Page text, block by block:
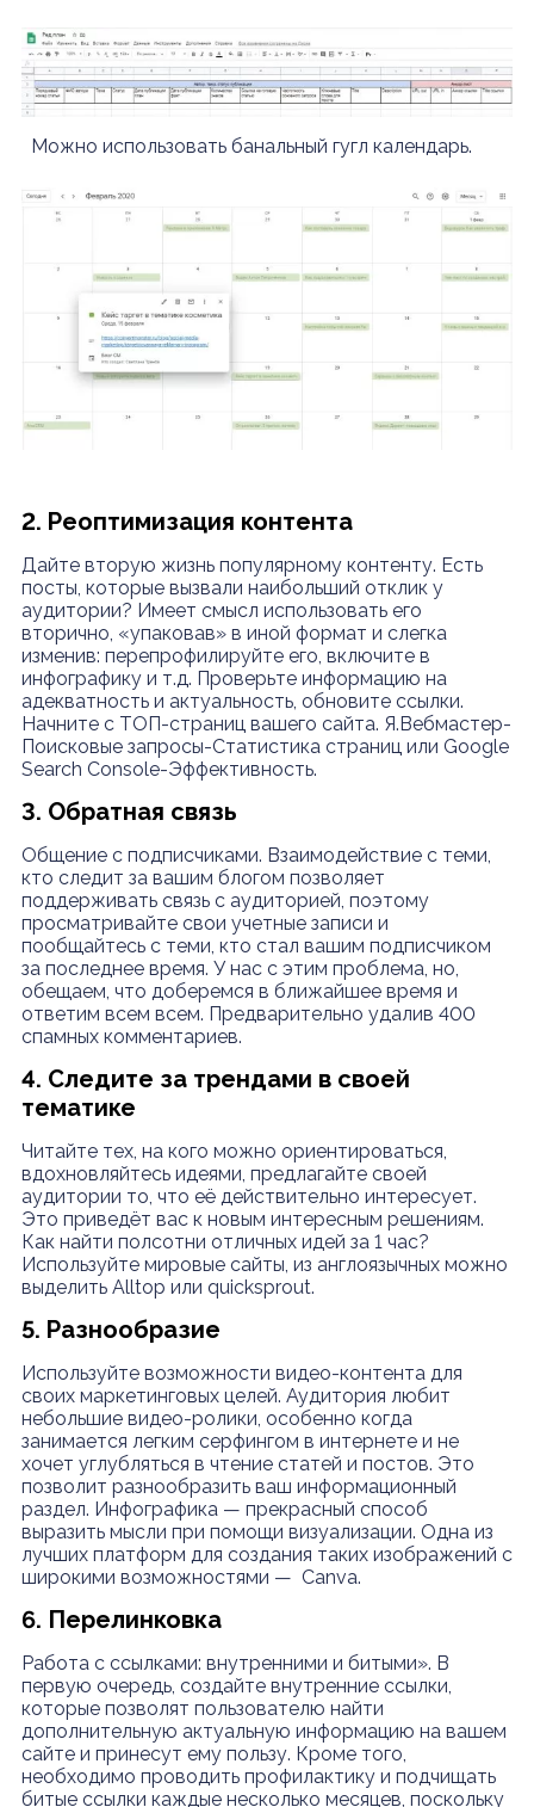
Можно использовать банальный гугл календарь.
2. Реоптимизация контента
Дайте вторую жизнь популярному контенту. Есть
посты, которые вызвали наибольший отклик у
аудитории? Имеет смысл использовать его
вторично, «упаковав» в иной формат и слегка
изменив: перепрофилируйте его, включите в
инфографику и т.д. Проверьте информацию на
адекватность и актуальность, обновите ссылки.
Начните с ТОП-страниц вашего сайта. Я.Вебмастер-
Поисковые запросы-Статистика страниц или Google
Search Console-Эффективность.
3. Обратная связь
Общение с подписчиками. Взаимодействие с теми,
кто следит за вашим блогом позволяет
поддерживать связь с аудиторией, поэтому
просматривайте свои учетные записи и
пообщайтесь с теми, кто стал вашим подписчиком
за последнее время. У нас с этим проблема, но,
обещаем, что доберемся в ближайшее время и
ответим всем всем. Предварительно удалив 400
спамных комментариев.
4. Следите за трендами в своей
тематике
Читайте тех, на кого можно ориентироваться,
вдохновляйтесь идеями, предлагайте своей
аудитории то, что её действительно интересует.
Это приведёт вас к новым интересным решениям.
Как найти полсотни отличных идей за 1 час?
Используйте мировые сайты, из англоязычных можно
выделить Alltop или quicksprout.
5. Разнообразие
Используйте возможности видео-контента для
своих маркетинговых целей. Аудитория любит
небольшие видео-ролики, особенно когда
занимается легким серфингом в интернете и не
хочет углубляться в чтение статей и постов. Это
позволит разнообразить ваш информационный
раздел. Инфографика — прекрасный способ
выразить мысли при помощи визуализации. Одна из
лучших платформ для создания таких изображений с
широкими возможностями — Canva.
6. Перелинковка
Работа с ссылками: внутренними и битыми». В
первую очередь, создайте внутренние ссылки,
которые позволят пользователю найти
дополнительную актуальную информацию на вашем
сайте и принесут ему пользу. Кроме того,
необходимо проводить профилактику и подчищать
битые ссылки каждые несколько месяцев, поскольку